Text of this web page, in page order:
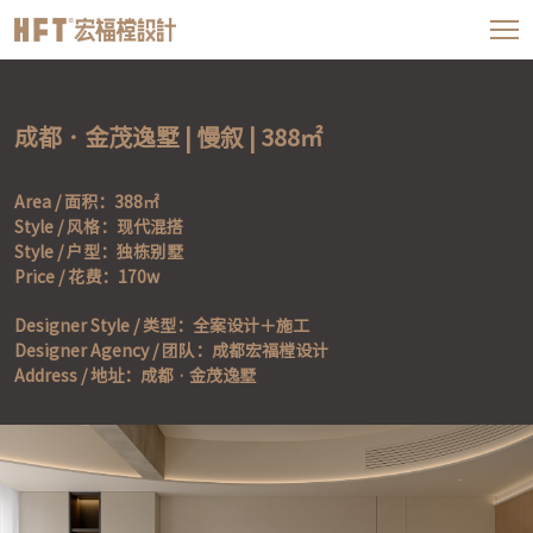
成都 · 金茂逸墅 | 慢叙 | 388㎡
Area / 面积：388㎡
Style / 风格：现代混搭
Style / 户型：独栋别墅
Price / 花费：170w
Designer Style / 类型：全案设计＋施工
Designer Agency / 团队：成都宏福樘设计
Address / 地址：成都 · 金茂逸墅